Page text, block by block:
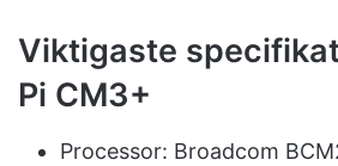
Viktigaste
Pi CM3+
Processor: Broadcom